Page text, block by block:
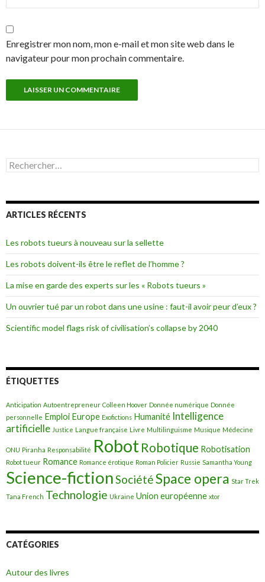
Enregistrer mon nom, mon e-mail et mon site web dans le
navigateur pour mon prochain commentaire.
R
e
e
r
h
e
r
:
ARTICLES RÉCENTS
Les robots tueurs à nouveau sur la sellette
Les robots doivent-ils être le reflet de l’homme ?
La mise en garde des experts sur les « Robots tueurs »
Un ouvrier tué par un robot dans une usine : faut-il avoir peur d’eux ?
Scientific model flags risk of civilisation’s collapse by 2040
ÉTIQUETTES
Anticipation Autoentrepreneur Colleen Hoover Donnée numérique Donnée
personnelle Emploi Europe Exofictions Humanité Intelligence
artificielle Justice Langue française Livre Multilinguisme Musique Médecine
ONU Piranha Responsabilité Robot Robotique Robotisation
Robot tueur Romance Romance érotique Roman Policier Russie Samantha Young
Science-fictionSociétéSpace opera Star Trek
Tana French Technologie Ukraine Union européenne xtor
CATÉGORIES
Autour des livres